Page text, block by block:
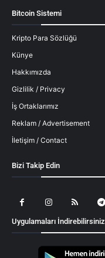
Bitcoin Sistemi
Kripto Para Sözlüğü
Künye
Hakkımızda
Gizlilik / Privacy
İş Ortaklarımız
Reklam / Advertisement
İletişim / Contact
Bizi Takip Edin
Uygulamaları İndirebilirsiniz